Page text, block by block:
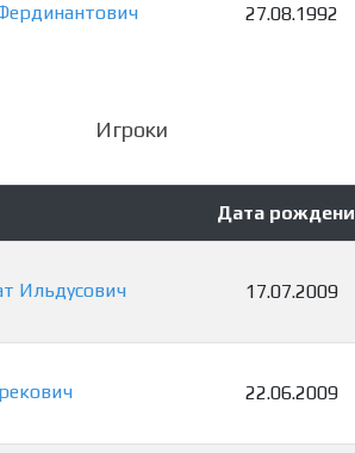
27.08.1992
Игроки
Дата
Ильдусович 17.07.2009
22.06.2009